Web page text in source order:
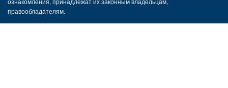
правообладателям.